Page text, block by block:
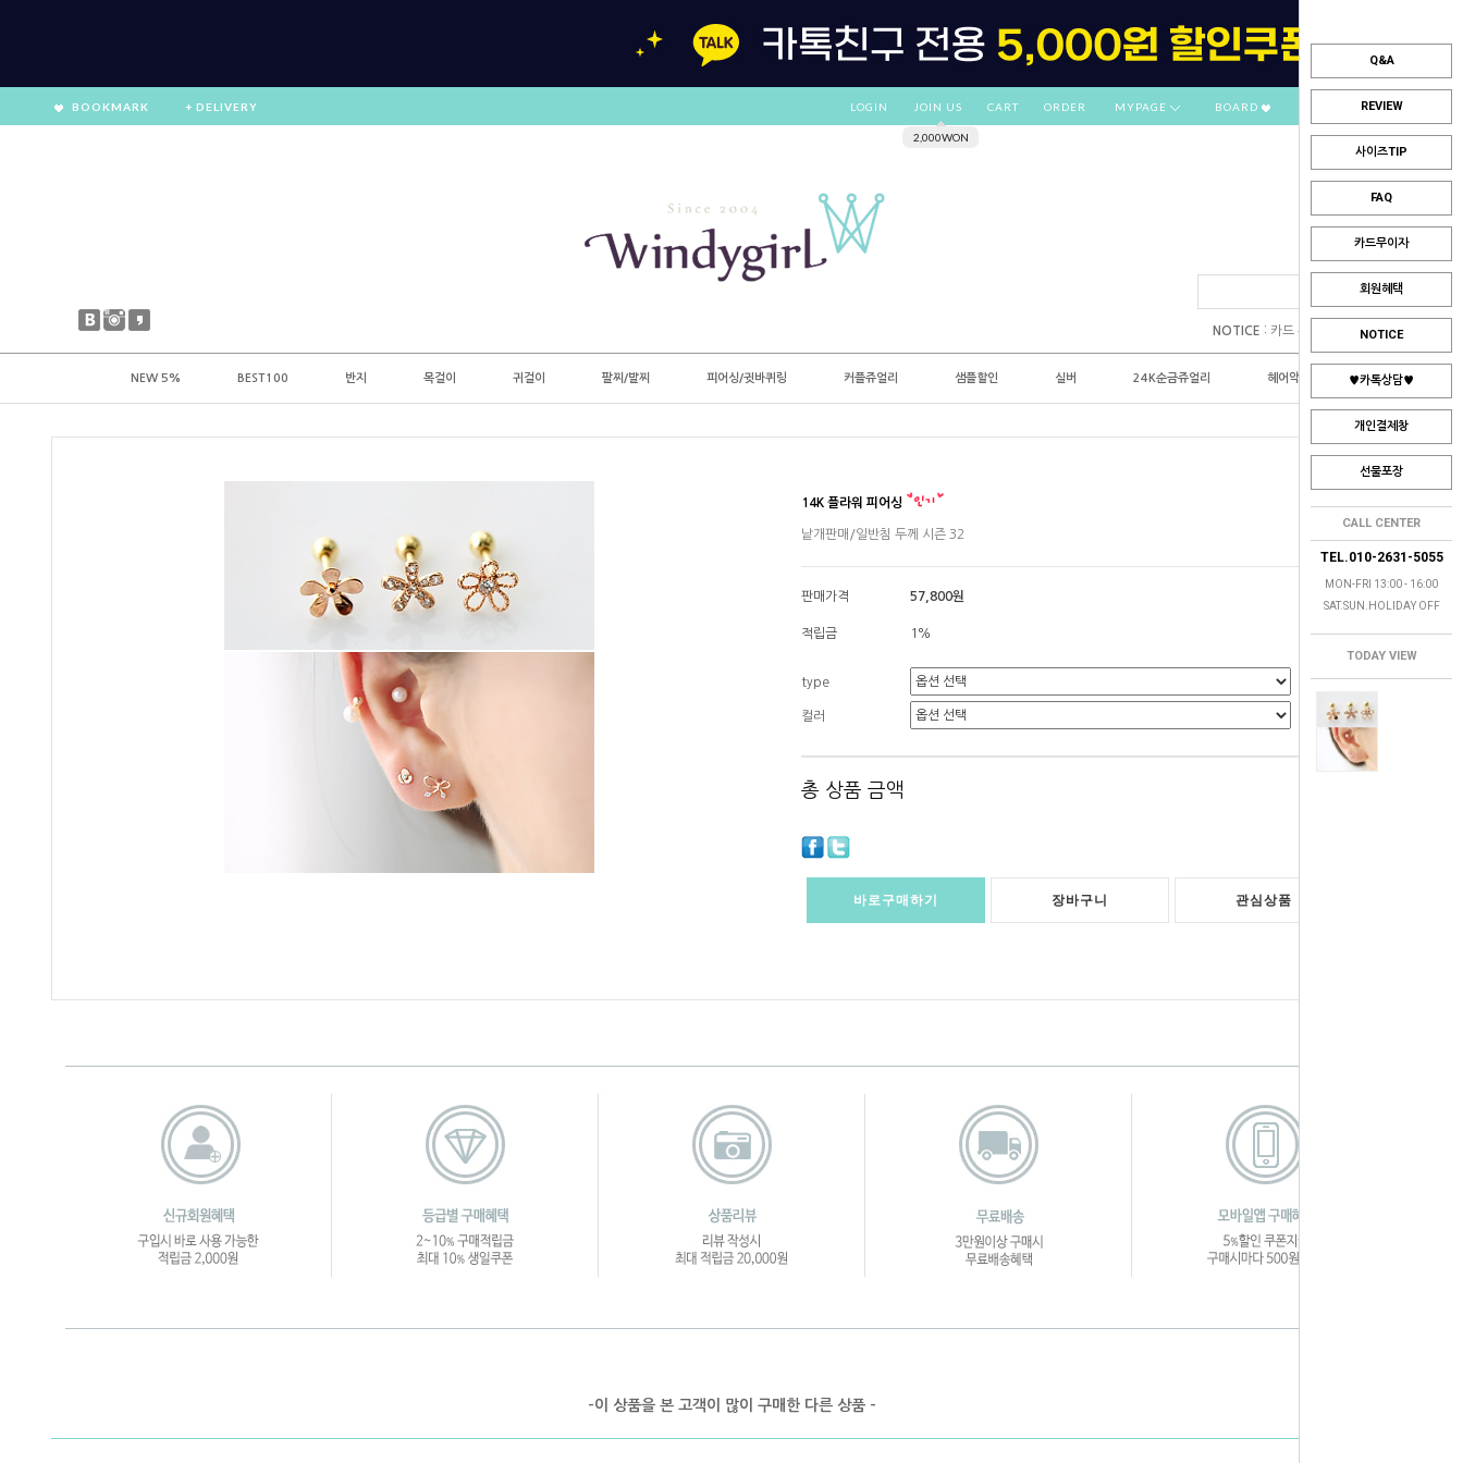
Q&A
REVIEW
사이즈TIP
FAQ
카드무이자
회원혜택
NOTICE
♥카톡상담♥
개인결제창
선물포장
CALL CENTER
TEL.010-2631-5055
MON-FRI 13:00 - 16:00
SAT.SUN.HOLIDAY OFF
TODAY VIEW
BOOKMARK + DELIVERY LOGIN JOIN US
2,000WON
CART ORDER MYPAGE BOARD
NOTICE : 카드 부분무이자 안내
NEW 5% BEST100 반지 목걸이 귀걸이 팔찌/발찌 피어싱/귓바퀴링 커플쥬얼리 샘플할인 실버 24K순금쥬얼리 헤어악세사리
14K 플라워 피어싱
낱개판매/일반침 두께 시즌 32
판매가격 57,800원
적립금 1%
type
컬러
총 상품 금액
바로구매하기 장바구니 관심상품
-이 상품을 본 고객이 많이 구매한 다른 상품 -